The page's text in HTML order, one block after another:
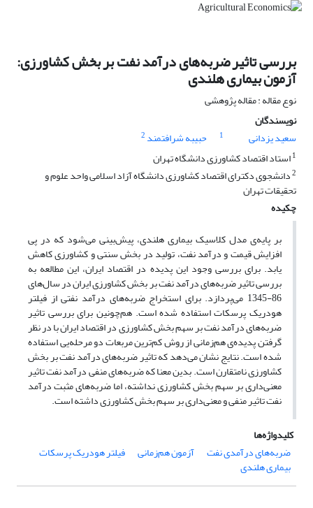
بررسی تاثیر ضربه‌های درآمد نفت بر بخش کشاورزی:
آزمون بیماری هلندی
نوع مقاله : مقاله پژوهشی
نویسندگان
سعید یزدانی
1 حبیبه شرافتمند 2
1استاد اقتصاد کشاورزی دانشگاه تهران
2دانشجوی دکترای اقتصاد کشاورزی دانشگاه آزاد اسلامی واحد علوم و
تحقیقات تهران
چکیده
بر پایه‌ی مدل کلاسیک بیماری هلندی، پیش‌بینی می‌شود که در پی
افزایش قیمت و درآمد نفت، تولید در بخش سنتی و کشاورزی کاهش
یابد. برای بررسی وجود این پدیده در اقتصاد ایران، این مطالعه به
بررسی تاثیر ضربه‌های درآمد نفت بر بخش کشاورزی ایران در سال‌های
86-1345 می‌پردازد. برای استخراج ضربه‌های درآمد نفتی از فیلتر
هودریک پرسکات استفاده شده است. هم‌چونین برای بررسی تاثیر
ضربه‌های درآمد نفت بر سهم بخش کشاورزی در اقتصاد ایران با در نظر
گرفتن پدیده‌ی هم‌زمانی از روش کم‌ترین مربعات دو مرحله‌یی استفاده
شده است. نتایج نشان می‌دهد که تاثیر ضربه‌های درآمد نفت بر بخش
کشاورزی نامتقارن است. بدین معنا که ضربه‌های منفی درآمد نفت تاثیر
معنی‌داری بر سهم بخش کشاورزی نداشته، اما ضربه‌های مثبت درآمد
نفت تاثیر منفی و معنی‌داری بر سهم بخش کشاورزی داشته است.
کلیدواژه‌ها
ضربه‌های درآمدی نفت
آزمون هم‌زمانی فیلتر هودریک پرسکات
بیماری هلندی